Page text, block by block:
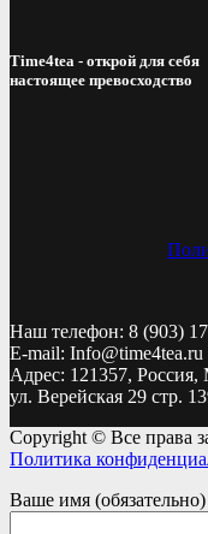
Time4tea - открой для себя
настоящее превосходство
Наш телефон: 8 (903)
E-mail: Info@time4tea.ru
Адрес: 121357, Россия,
ул. Верейская 29 стр.
Copyright © Все права
Политика
Ваше имя (обязательно)